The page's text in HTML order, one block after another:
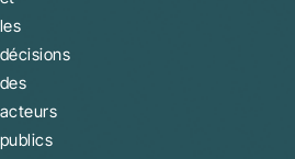
les
décisions
des
acteurs
publics